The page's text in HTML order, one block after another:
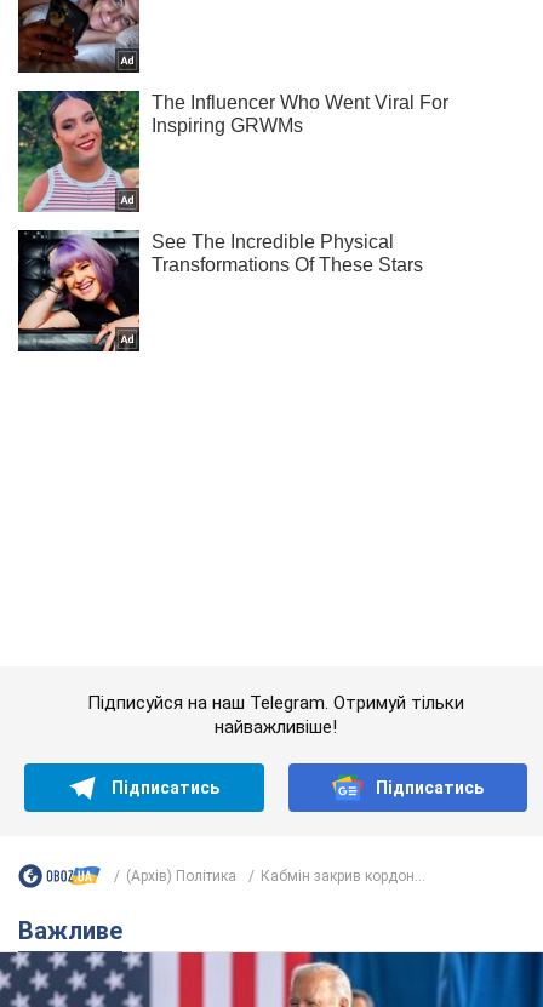
Дружина тяжкохворого Джо Байдена назвала
перший симптом, який сигналізував про його
"агресивний" рак